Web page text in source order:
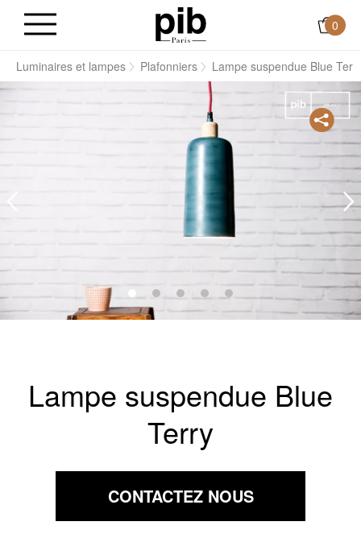
0
Luminaires et lampes Plafonniers Lampe suspendue Blue
Lampe suspendue Blue
Terry
CONTACTEZ NOUS